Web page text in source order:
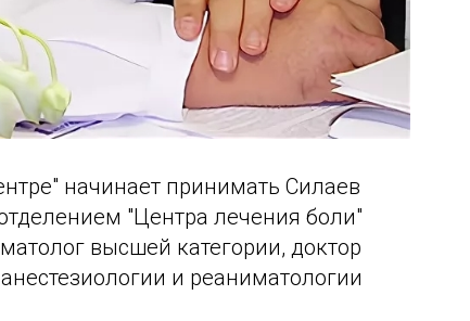
начинает принимать Силаев
"Центра лечения боли"
высшей категории, доктор
и реаниматологии